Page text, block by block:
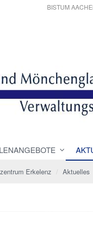
BISTUM
Erkelenz Aktuelles